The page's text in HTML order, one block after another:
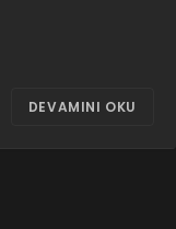
DEVAMINI OKU